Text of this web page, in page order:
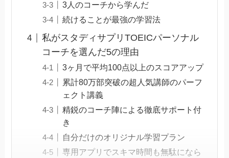
3人のコーチから学んだ
続けることが最強の学習法
私がスタディサプリTOEICパーソナル
コーチを選んだ5の理由
3ヶ月で平均100点以上のスコアアップ
累計80万部突破の超人気講師のパーフ
ェクト講義
精鋭のコーチ陣による徹底サポート付
き
自分だけのオリジナル学習プラン
専用アプリでスキマ時間も無駄になら